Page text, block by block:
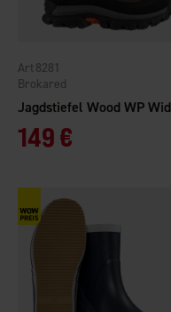
Brokared
8281
149 €